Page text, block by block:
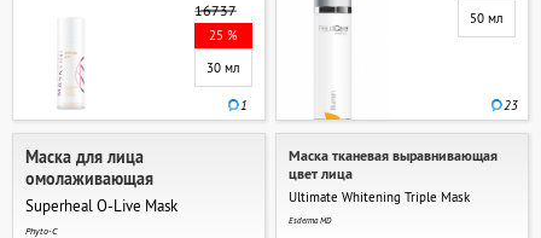
16737
25 %
30 мл
1
50 мл
23
Маска для лица
омолаживающая
Superheal O-Live Mask
Phyto-C
Маска тканевая выравнивающая
цвет лица
Ultimate Whitening Triple Mask
Esderma MD